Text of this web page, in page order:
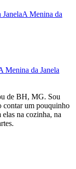
Menina da
Menina da Janela
de BH, MG. Sou
contar um pouquinho
na cozinha, na